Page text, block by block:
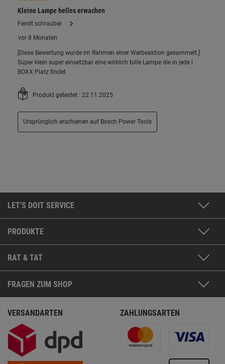
LET'S DOIT SERVICE
PRODUKTE
RAT & TAT
FRAGEN ZUM SHOP
VERSANDARTEN ZAHLUNGSARTEN